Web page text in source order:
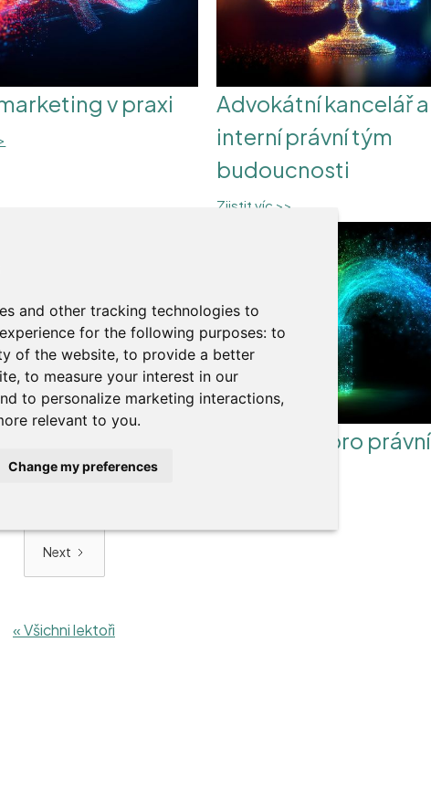
and other tracking technologies to
for the following purposes: to
of the website, to provide a better
, to measure your interest in our
to personalize marketing interactions,
relevant to you.
Change my preferences
v praxi
Advokátní kancelář a
interní právní tým
budoucnosti
Zjistit víc >>
Copilot v právu
Základy AI pro právní
Next
« Všichni lektoři